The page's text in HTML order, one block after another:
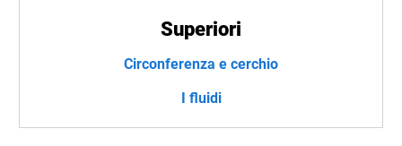
Superiori
Circonferenza e cerchio
I fluidi